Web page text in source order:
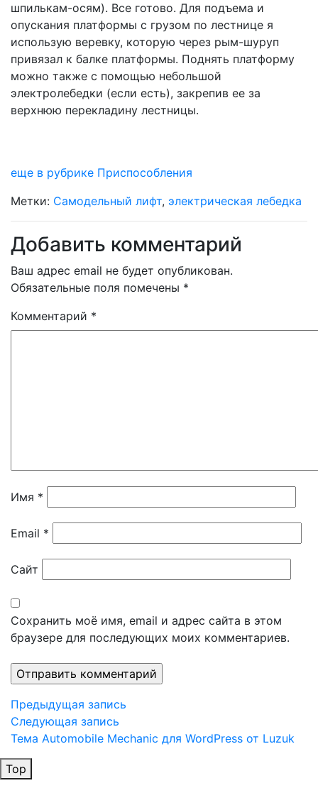
шпилькам-осям). Все готово. Для подъема и
опускания платформы с грузом по лестнице я
использую веревку, которую через рым-шуруп
привязал к балке платформы. Поднять платформу
можно также с помощью небольшой
электролебедки (если есть), закрепив ее за
верхнюю перекладину лестницы.
еще в рубрике Приспособления
Метки: Самодельный лифт, электрическая лебедка
Добавить комментарий
Ваш адрес email не будет опубликован.
Обязательные поля помечены *
Комментарий *
Имя *
Email *
Сайт
Сохранить моё имя, email и адрес сайта в этом
браузере для последующих моих комментариев.
Навигация
по
записям
Предыдущая
запись
Предыдущая запись
Следующая
запись
Следующая запись
Тема Automobile Mechanic для WordPress от Luzuk
Top